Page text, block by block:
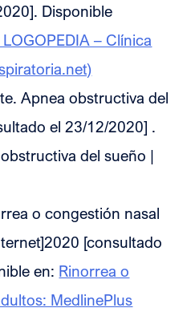
Disponible
– Clínica
Apnea obstructiva del
el 23/12/2020] .
del sueño |
o congestión nasal
[consultado
en: Rinorrea o
MedlinePlus